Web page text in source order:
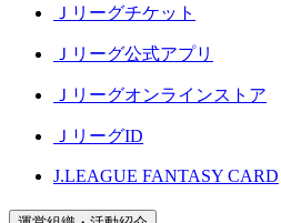
Ｊリーグチケット
Ｊリーグ公式アプリ
Ｊリーグオンラインストア
ＪリーグID
J.LEAGUE FANTASY CARD